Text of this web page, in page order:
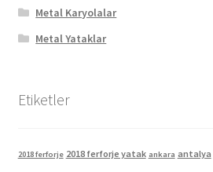
Metal Karyolalar
Metal Yataklar
Etiketler
2018 ferforje 2018 ferforje yatak ankara antalya